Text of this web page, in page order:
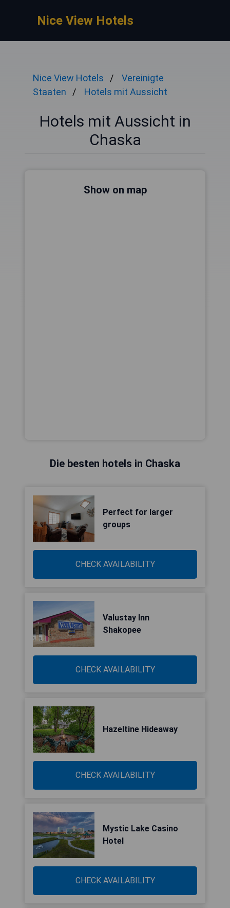
Nice View Hotels
Nice View Hotels
Vereinigte
Staaten
Hotels mit Aussicht
Hotels mit Aussicht in
Chaska
Show on map
Die besten hotels in Chaska
Perfect for larger
groups
CHECK AVAILABILITY
Valustay Inn
Shakopee
CHECK AVAILABILITY
Hazeltine Hideaway
CHECK AVAILABILITY
Mystic Lake Casino
Hotel
CHECK AVAILABILITY